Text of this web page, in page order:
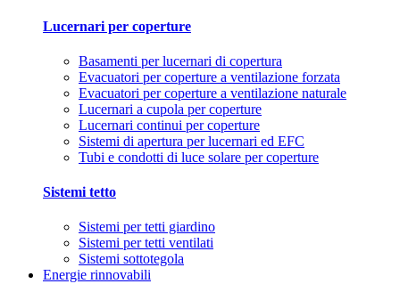
Lucernari per coperture
Basamenti per lucernari di copertura
Evacuatori per coperture a ventilazione forzata
Evacuatori per coperture a ventilazione naturale
Lucernari a cupola per coperture
Lucernari continui per coperture
Sistemi di apertura per lucernari ed EFC
Tubi e condotti di luce solare per coperture
Sistemi tetto
Sistemi per tetti giardino
Sistemi per tetti ventilati
Sistemi sottotegola
Energie rinnovabili